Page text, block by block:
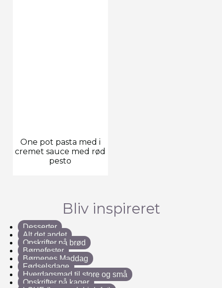
One pot pasta med i
cremet sauce med rød
pesto
Bliv inspireret
Desserter
Alt det andet
Opskrifter på brød
Børnefester
Børnenes Maddag
Fødselsdage
Hverdagsmad til store og små
Opskrifter på kager